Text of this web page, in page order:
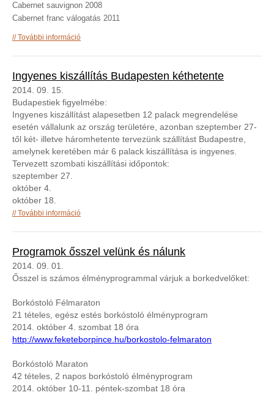
Cabernet sauvignon 2008
Cabernet franc válogatás 2011
További információ
Ingyenes kiszállítás Budapesten kéthetente
2014. 09. 15.
Budapestiek figyelmébe:
Ingyenes kiszállítást alapesetben 12 palack megrendelése
esetén vállalunk az ország területére, azonban szeptember 27-
től két- illetve háromhetente tervezünk szállítást Budapestre,
amelynek keretében már 6 palack kiszállítása is ingyenes.
Tervezett szombati kiszállítási időpontok:
szeptember 27.
október 4.
október 18.
További információ
Programok ősszel velünk és nálunk
2014. 09. 01.
Ősszel is számos élményprogrammal várjuk a borkedvelőket:
Borkóstoló Félmaraton
21 tételes, egész estés borkóstoló élményprogram
2014. október 4. szombat 18 óra
http://www.feketeborpince.hu/borkostolo-felmaraton
Borkóstoló Maraton
42 tételes, 2 napos borkóstoló élményprogram
2014. október 10-11. péntek-szombat 18 óra